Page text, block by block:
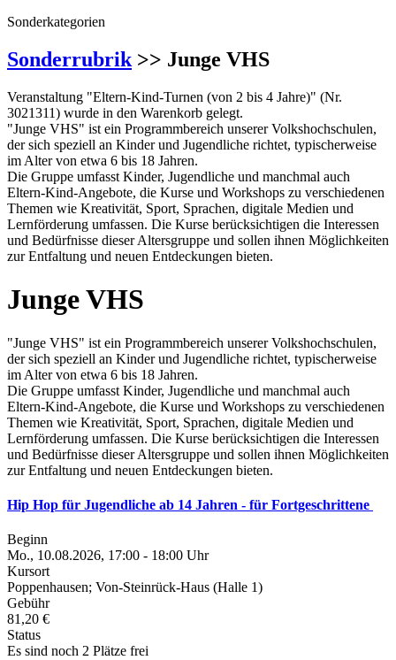
Sonderkategorien
Sonderrubrik >> Junge VHS
Veranstaltung "Eltern-Kind-Turnen (von 2 bis 4 Jahre)" (Nr.
3021311) wurde in den Warenkorb gelegt.
"Junge VHS" ist ein Programmbereich unserer Volkshochschulen,
der sich speziell an Kinder und Jugendliche richtet, typischerweise
im Alter von etwa 6 bis 18 Jahren.
Die Gruppe umfasst Kinder, Jugendliche und manchmal auch
Eltern-Kind-Angebote, die Kurse und Workshops zu verschiedenen
Themen wie Kreativität, Sport, Sprachen, digitale Medien und
Lernförderung umfassen. Die Kurse berücksichtigen die Interessen
und Bedürfnisse dieser Altersgruppe und sollen ihnen Möglichkeiten
zur Entfaltung und neuen Entdeckungen bieten.
Junge VHS
"Junge VHS" ist ein Programmbereich unserer Volkshochschulen,
der sich speziell an Kinder und Jugendliche richtet, typischerweise
im Alter von etwa 6 bis 18 Jahren.
Die Gruppe umfasst Kinder, Jugendliche und manchmal auch
Eltern-Kind-Angebote, die Kurse und Workshops zu verschiedenen
Themen wie Kreativität, Sport, Sprachen, digitale Medien und
Lernförderung umfassen. Die Kurse berücksichtigen die Interessen
und Bedürfnisse dieser Altersgruppe und sollen ihnen Möglichkeiten
zur Entfaltung und neuen Entdeckungen bieten.
Hip Hop für Jugendliche ab 14 Jahren - für Fortgeschrittene
Beginn
Mo., 10.08.2026, 17:00 - 18:00 Uhr
Kursort
Poppenhausen; Von-Steinrück-Haus (Halle 1)
Gebühr
81,20 €
Status
Es sind noch 2 Plätze frei